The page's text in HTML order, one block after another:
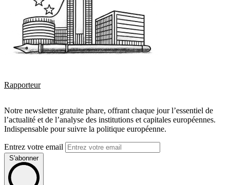
Rapporteur
Notre newsletter gratuite phare, offrant chaque jour l’essentiel de
l’actualité et de l’analyse des institutions et capitales européennes.
Indispensable pour suivre la politique européenne.
Entrez votre email
S'abonner